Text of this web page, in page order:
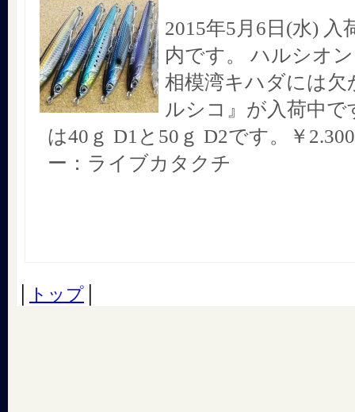
2015年5月6日(水) 入
内です。 ハルシオ
相模湾キハダには欠
ルシコ』が入荷中で
は40ｇ D1と50ｇ D2です。￥
ー：ライブカタクチ
トップ